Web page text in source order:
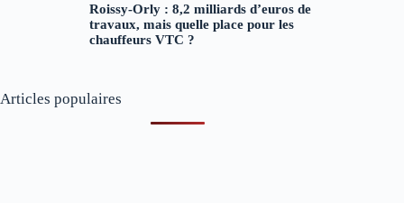
Roissy-Orly : 8,2 milliards d’euros de
travaux, mais quelle place pour les
chauffeurs VTC ?
Articles populaires